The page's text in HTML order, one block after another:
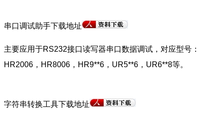
串口调试助手下载地址
主要应用于RS232接口读写器串口数据调试，对应型号：
HR2006，HR8006，HR9**6，UR5**6，UR6**8等。
字符串转换工具下载地址